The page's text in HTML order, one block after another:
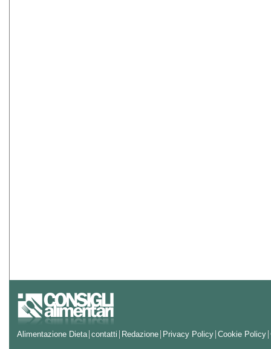
Alimentazione Dieta contatti Redazione Privacy Policy Cookie Policy